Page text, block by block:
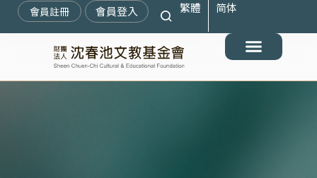
會員註冊 會員登入 繁體 简体